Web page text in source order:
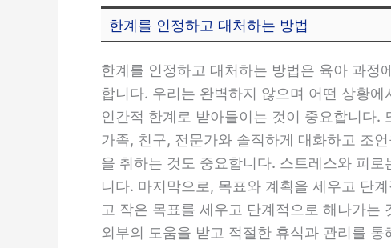
한계를 인정하고 대처하는 방법
한계를 인정하고 대처하는 방법은 육아 과정
합니다. 우리는 완벽하지 않으며 어떤 상황
인간적 한계로 받아들이는 것이 중요합니다.
가족, 친구, 전문가와 솔직하게 대화하고 조
을 취하는 것도 중요합니다. 스트레스와 피
니다. 마지막으로, 목표와 계획을 세우고 단
고 작은 목표를 세우고 단계적으로 해나가는
외부의 도움을 받고 적절한 휴식과 관리를